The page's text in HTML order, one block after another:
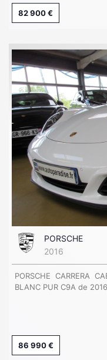
82 900 €
PORSCHE
2016
PORSCHE CARRERA
BLANC PUR C9A de
86 990 €